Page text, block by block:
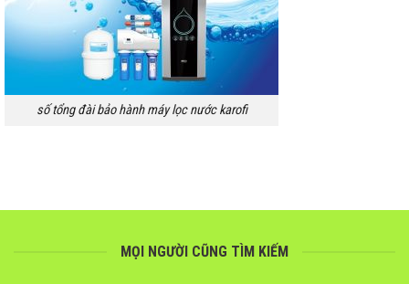
số tổng đài bảo hành máy lọc nước karofi
MỌI NGƯỜI CŨNG TÌM KIẾM